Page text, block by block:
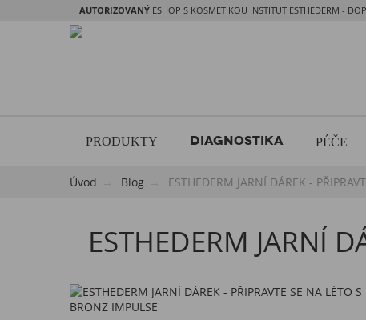
AUTORIZOVANÝESHOP S KOSMETIKOU INSTITUT ESTHEDERM -
PRODUKTY DIAGNOSTIKA PÉČE
Úvod Blog ESTHEDERM JARNÍ DÁREK -
ESTHEDERM JARNÍ